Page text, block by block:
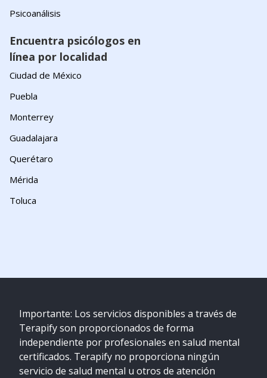
Psicoanálisis
Encuentra psicólogos en
línea por localidad
Ciudad de México
Puebla
Monterrey
Guadalajara
Querétaro
Mérida
Toluca
Importante: Los servicios disponibles a través de
Terapify son proporcionados de forma
independiente por profesionales en salud mental
certificados. Terapify no proporciona ningún
servicio de salud mental u otros de atención